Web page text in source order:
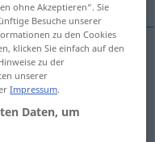
ohne Akzeptieren“. Sie
Besuche unserer
zu den Cookies
klicken Sie einfach auf den
zu der
unserer
Impressum.
Daten, um